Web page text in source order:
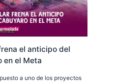
el anticipo del
en el Meta
a uno de los proyectos